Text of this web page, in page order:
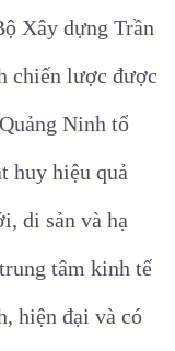
Xây dựng Trần
chiến lược được
Ninh tổ
huy hiệu quả
di sản và hạ
tâm kinh tế
hiện đại và có